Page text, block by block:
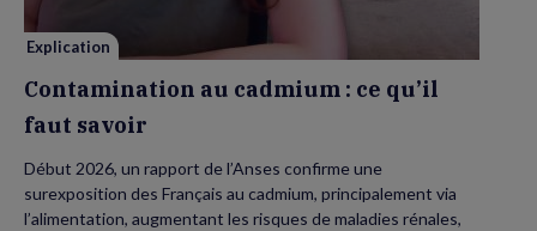
Explication
Contamination au cadmium : ce qu’il
faut savoir
Début 2026, un rapport de l’Anses confirme une
surexposition des Français au cadmium, principalement via
l’alimentation, augmentant les risques de maladies rénales,